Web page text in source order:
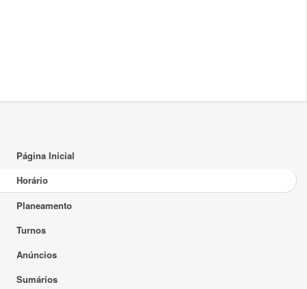
Página Inicial
Horário
Planeamento
Turnos
Anúncios
Sumários